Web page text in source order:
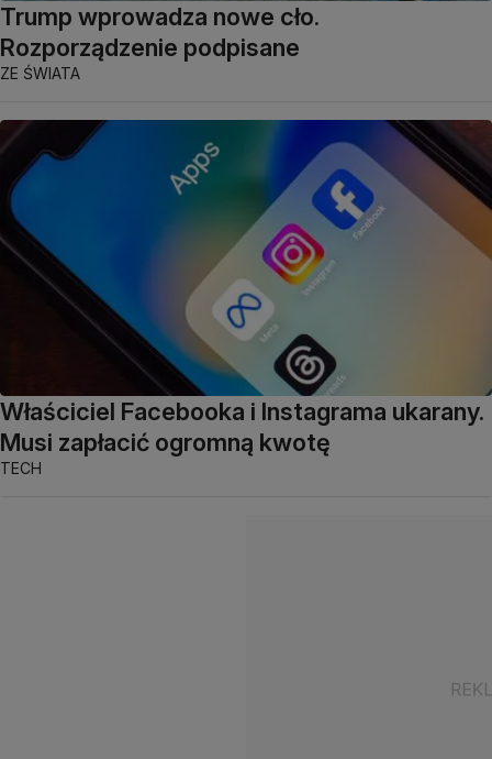
Trump wprowadza nowe cło.
Rozporządzenie podpisane
ZE ŚWIATA
Właściciel Facebooka i Instagrama ukarany.
Musi zapłacić ogromną kwotę
TECH